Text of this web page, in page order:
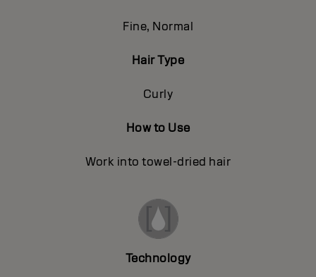
Fine, Normal
Hair Type
Curly
How to Use
Work into towel-dried hair
Technology